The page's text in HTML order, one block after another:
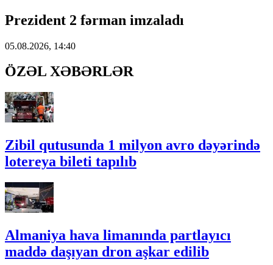
Prezident 2 fərman imzaladı
05.08.2026, 14:40
ÖZƏL XƏBƏRLƏR
Zibil qutusunda 1 milyon avro dəyərində
lotereya bileti tapılıb
Almaniya hava limanında partlayıcı
maddə daşıyan dron aşkar edilib